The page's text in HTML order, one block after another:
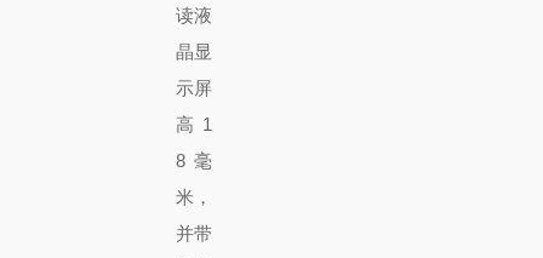
读液
晶显
示屏
高 1
8 毫
米，
并带